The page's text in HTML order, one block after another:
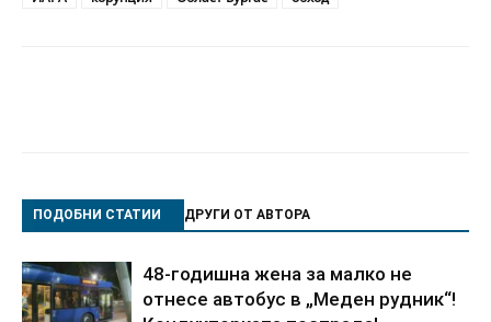
ПОДОБНИ СТАТИИ ДРУГИ ОТ АВТОРА
48-годишна жена за малко не
отнесе автобус в „Меден рудник“!